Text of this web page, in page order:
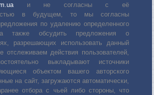
и не согласны с её
в будущем, то мы согласны
по удалению определенного
также обсудить предложения о
разрешающих использовать данный
отслеживаем действия пользователей,
выкладывают источники
объектом вашего авторского
на сайт, загружаются автоматически,
отбора с чьей либо стороны, что